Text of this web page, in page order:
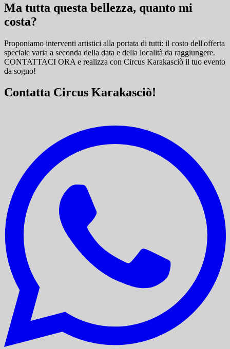
Ma tutta questa bellezza, quanto mi
costa?
Proponiamo interventi artistici alla portata di tutti: il costo dell'offerta
speciale varia a seconda della data e della località da raggiungere.
CONTATTACI ORA e realizza con Circus Karakasciò il tuo evento
da sogno!
Contatta Circus Karakasciò!